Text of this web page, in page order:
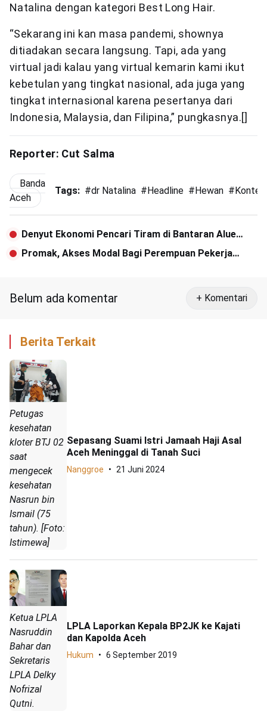
Natalina dengan kategori Best Long Hair.
“Sekarang ini kan masa pandemi, shownya
ditiadakan secara langsung. Tapi, ada yang
virtual jadi kalau yang virtual kemarin kami ikut
kebetulan yang tingkat nasional, ada juga yang
tingkat internasional karena pesertanya dari
Indonesia, Malaysia, dan Filipina,” pungkasnya.[]
Reporter: Cut Salma
Banda
Aceh
Tags: #dr Natalina #Headline #Hewan #Kontes
Denyut Ekonomi Pencari Tiram di Bantaran Alue
Naga
Promak, Akses Modal Bagi Perempuan Pekerja
Belum ada komentar + Komentari
Berita Terkait
Petugas
kesehatan
kloter BTJ 02
saat
mengecek
kesehatan
Nasrun bin
Ismail (75
tahun). [Foto:
Istimewa]
Sepasang Suami Istri Jamaah Haji Asal
Aceh Meninggal di Tanah Suci
Nanggroe 21 Juni 2024
Ketua LPLA
Nasruddin
Bahar dan
Sekretaris
LPLA Delky
Nofrizal
Qutni.
LPLA Laporkan Kepala BP2JK ke Kajati
dan Kapolda Aceh
Hukum 6 September 2019